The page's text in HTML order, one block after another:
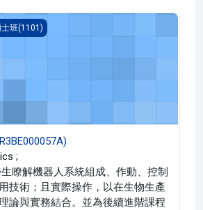
班(1101)
;
瞭解機器人系統組成、作動、控制
技術；且實際操作，以在生物生產
論與實務結合。並為後續進階課程